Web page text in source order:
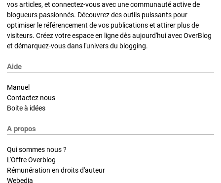
vos articles, et connectez-vous avec une communauté active de
blogueurs passionnés. Découvrez des outils puissants pour
optimiser le référencement de vos publications et attirer plus de
visiteurs. Créez votre espace en ligne dès aujourd'hui avec OverBlog
et démarquez-vous dans l'univers du blogging.
Aide
Manuel
Contactez nous
Boite à idées
A propos
Qui sommes nous ?
L'Offre Overblog
Rémunération en droits d'auteur
Webedia